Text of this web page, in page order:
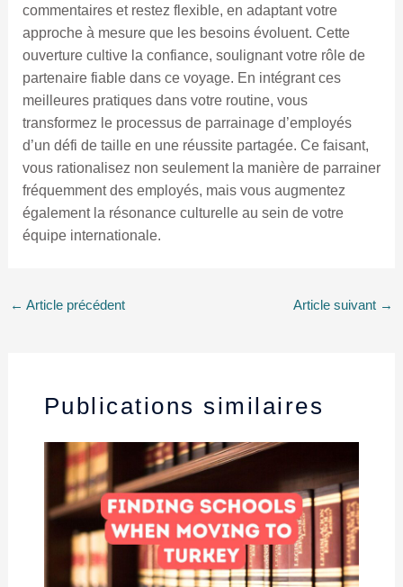
commentaires et restez flexible, en adaptant votre
approche à mesure que les besoins évoluent. Cette
ouverture cultive la confiance, soulignant votre rôle de
partenaire fiable dans ce voyage. En intégrant ces
meilleures pratiques dans votre routine, vous
transformez le processus de parrainage d’employés
d’un défi de taille en une réussite partagée. Ce faisant,
vous rationalisez non seulement la manière de parrainer
fréquemment des employés, mais vous augmentez
également la résonance culturelle au sein de votre
équipe internationale.
← Article précédent Article suivant →
Publications similaires